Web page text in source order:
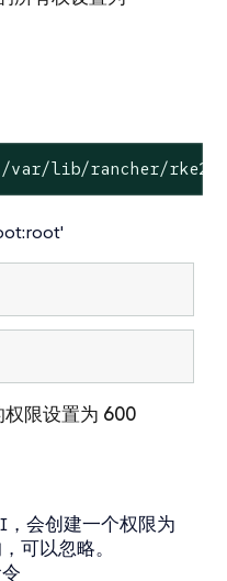
lib/rancher/rke2/
限设置为 600
会创建一个权限为
可以忽略。